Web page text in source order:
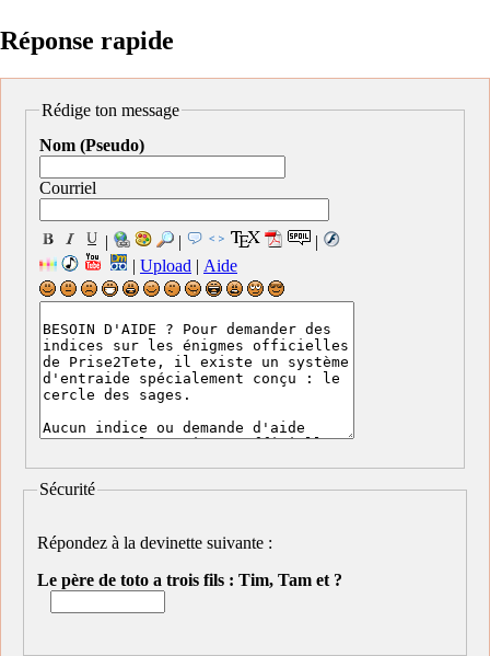
Réponse rapide
Rédige ton message
Nom (Pseudo)
Courriel
| |
|
| Upload | Aide
Sécurité
Répondez à la devinette suivante :
Le père de toto a trois fils : Tim, Tam et ?